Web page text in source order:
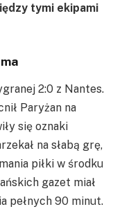
tymi ekipami
2:0 z Nantes.
Paryżan na
się oznaki
na słabą grę,
piłki w środku
gazet miał
pełnych 90 minut.